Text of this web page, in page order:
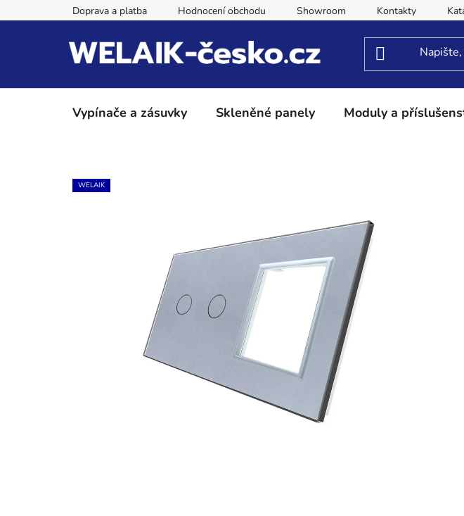
na
Doprava a platba Hodnocení obchodu Showroom Kontakty
Vypínače a zásuvky Skleněné panely Moduly a
WELAIK